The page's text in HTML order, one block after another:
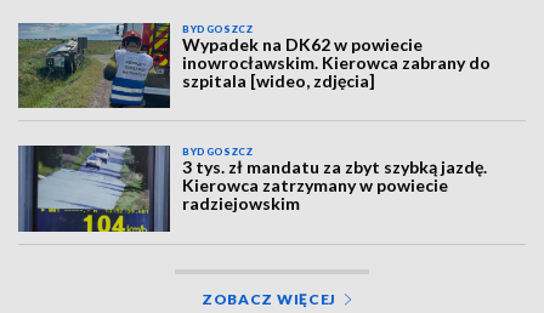
BYDGOSZCZ
Wypadek na DK62 w powiecie
inowrocławskim. Kierowca zabrany do
szpitala [wideo, zdjęcia]
BYDGOSZCZ
3 tys. zł mandatu za zbyt szybką jazdę.
Kierowca zatrzymany w powiecie
radziejowskim
ZOBACZ WIĘCEJ